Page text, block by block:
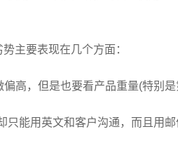
主要表现在几个方面：
高，但是也要看产品重量(特别是
只能用英文和客户沟通，而且用